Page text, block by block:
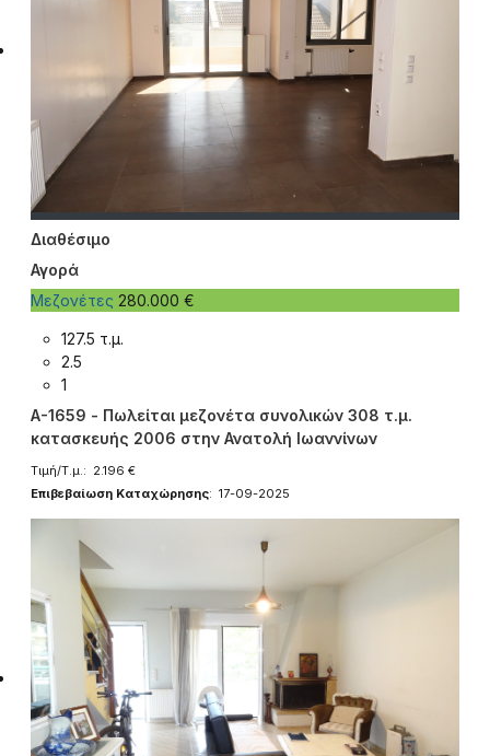
Διαθέσιμο
Αγορά
Μεζονέτες 280.000 €
127.5 τ.μ.
2.5
1
A-1659 - Πωλείται μεζονέτα συνολικών 308 τ.μ.
κατασκευής 2006 στην Ανατολή Ιωαννίνων
Τιμή/Τ.μ.: 2.196 €
Επιβεβαίωση Καταχώρησης: 17-09-2025